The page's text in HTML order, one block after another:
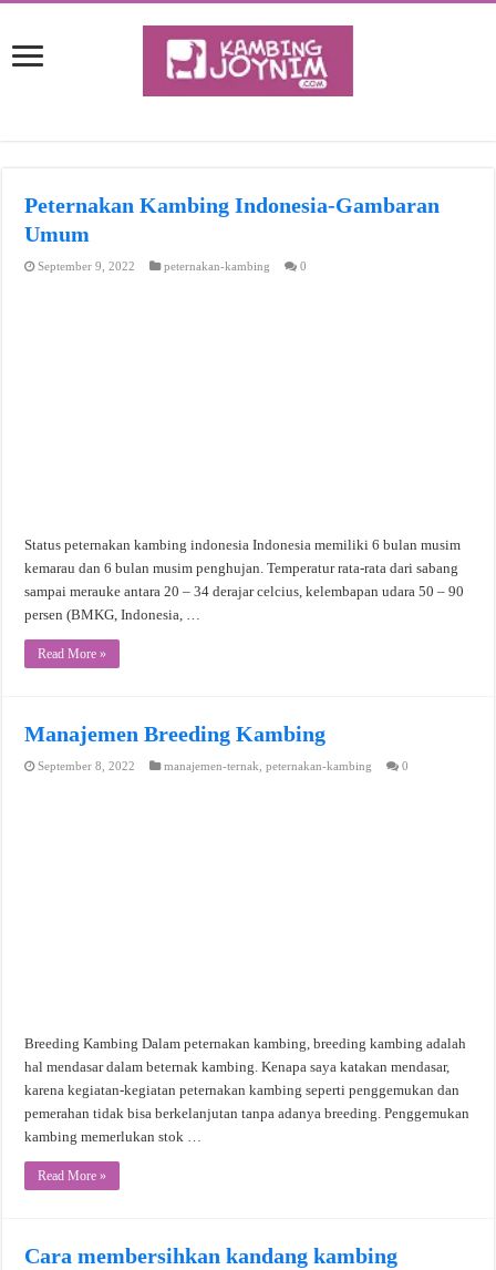
Peternakan Kambing Indonesia-Gambaran
Umum
September 9, 2022 peternakan-kambing 0
Status peternakan kambing indonesia Indonesia memiliki 6 bulan musim
kemarau dan 6 bulan musim penghujan. Temperatur rata-rata dari sabang
sampai merauke antara 20 – 34 derajar celcius, kelembapan udara 50 – 90
persen (BMKG, Indonesia, …
Read More »
Manajemen Breeding Kambing
September 8, 2022 manajemen-ternak ,peternakan-kambing 0
Breeding Kambing Dalam peternakan kambing, breeding kambing adalah
hal mendasar dalam beternak kambing. Kenapa saya katakan mendasar,
karena kegiatan-kegiatan peternakan kambing seperti penggemukan dan
pemerahan tidak bisa berkelanjutan tanpa adanya breeding. Penggemukan
kambing memerlukan stok …
Read More »
Cara membersihkan kandang kambing